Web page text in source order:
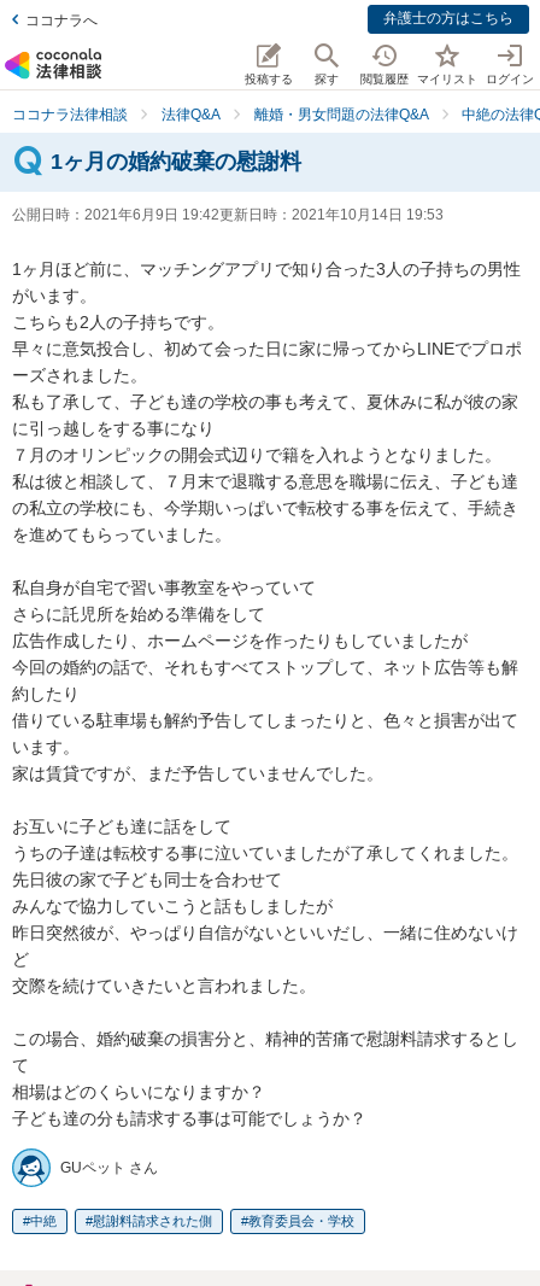
ココナラへ 弁護士の方はこちら
投稿する 探す 閲覧履歴 マイリスト ログイン
ココナラ法律相談 法律Q&A 離婚・男女問題の法律Q&A 中絶の法律
1ヶ月の婚約破棄の慰謝料
公開日時： 2021年6月9日 19:42更新日時： 2021年10月14日 19:53
1ヶ月ほど前に、マッチングアプリで知り合った3人の子持ちの男性
がいます。
こちらも2人の子持ちです。
早々に意気投合し、初めて会った日に家に帰ってからLINEでプロポ
ーズされました。
私も了承して、子ども達の学校の事も考えて、夏休みに私が彼の家
に引っ越しをする事になり
７月のオリンピックの開会式辺りで籍を入れようとなりました。
私は彼と相談して、７月末で退職する意思を職場に伝え、子ども達
の私立の学校にも、今学期いっぱいで転校する事を伝えて、手続き
を進めてもらっていました。
私自身が自宅で習い事教室をやっていて
さらに託児所を始める準備をして
広告作成したり、ホームページを作ったりもしていましたが
今回の婚約の話で、それもすべてストップして、ネット広告等も解
約したり
借りている駐車場も解約予告してしまったりと、色々と損害が出て
います。
家は賃貸ですが、まだ予告していませんでした。
お互いに子ども達に話をして
うちの子達は転校する事に泣いていましたが了承してくれました。
先日彼の家で子ども同士を合わせて
みんなで協力していこうと話もしましたが
昨日突然彼が、やっぱり自信がないといいだし、一緒に住めないけ
ど
交際を続けていきたいと言われました。
この場合、婚約破棄の損害分と、精神的苦痛で慰謝料請求するとし
て
相場はどのくらいになりますか？
子ども達の分も請求する事は可能でしょうか？
GUペット さん
中絶 慰謝料請求された側 教育委員会・学校